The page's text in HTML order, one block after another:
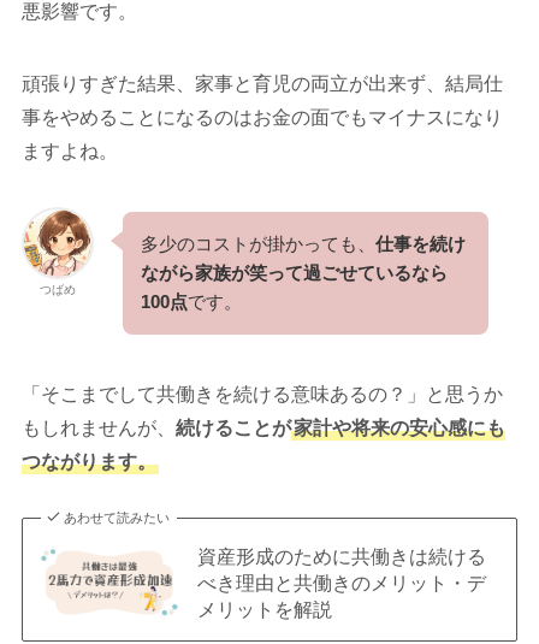
悪影響です。
頑張りすぎた結果、家事と育児の両立が出来ず、結局仕
事をやめることになるのはお金の面でもマイナスになり
ますよね。
つばめ
多少のコストが掛かっても、仕事を続け
ながら家族が笑って過ごせているなら
100点です。
「そこまでして共働きを続ける意味あるの？」と思うか
もしれませんが、 続けることが家計や将来の安心感にも
つながります。
あわせて読みたい
資産形成のために共働きは続ける
べき理由と共働きのメリット・デ
メリットを解説